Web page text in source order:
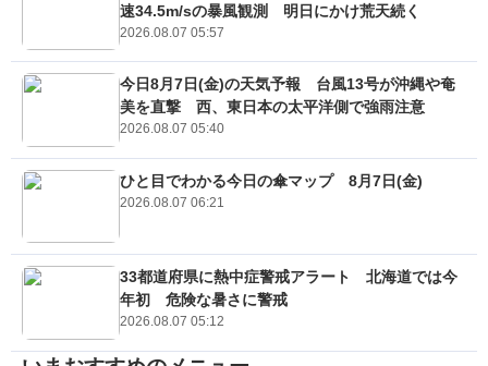
速34.5m/sの暴風観測 明日にかけ荒天続く
2026.08.07 05:57
今日8月7日(金)の天気予報 台風13号が沖縄や奄
美を直撃 西、東日本の太平洋側で強雨注意
2026.08.07 05:40
ひと目でわかる今日の傘マップ 8月7日(金)
2026.08.07 06:21
33都道府県に熱中症警戒アラート 北海道では今
年初 危険な暑さに警戒
2026.08.07 05:12